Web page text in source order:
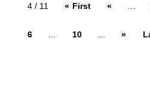
4 / 11 « First « ...
6 10 »